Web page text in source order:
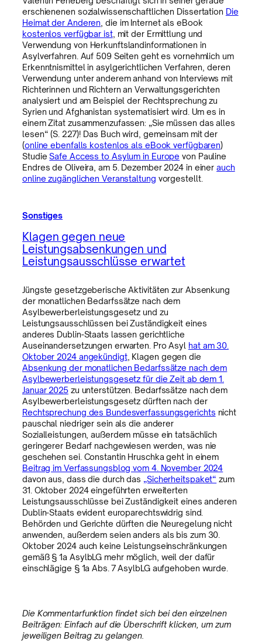
erschienenen sozialwissenschaftlichen Dissertation Die
Heimat der Anderen , die im Internet als eBook
kostenlos verfügbar ist, mit der Ermittlung und
Verwendung von Herkunftslandinformationen in
Asylverfahren. Auf 509 Seiten geht es vornehmlich um
Erkenntnismittel in asylgerichtlichen Verfahren, deren
Verwendung unter anderem anhand von Interviews mit
Richterinnen und Richtern an Verwaltungsgerichten
analysiert und am Beispiel der Rechtsprechung zu
Syrien und Afghanistan systematisiert wird. Um es in
einem Zitat zusammenzufassen: „Sie müssen das alles
lesen“ (S. 227)! Das Buch wird, gemeinsam mit der
(online ebenfalls kostenlos als eBook verfügbaren)
StudieSafe Access to Asylum in Europe von Pauline
Endres de Oliveira, am 5. Dezember 2024 in einerauch
online zugänglichen Veranstaltung vorgestellt.
Sonstiges
Klagen gegen neue
Leistungsabsenkungen und
Leistungsausschlüsse erwartet
Jüngste gesetzgeberische Aktivitäten zur Absenkung
der monatlichen Bedarfssätze nach dem
Asylbewerberleistungsgesetz und zu
Leistungsausschlüssen bei Zuständigkeit eines
anderes Dublin-Staats lassen gerichtliche
Auseinandersetzungen erwarten. Pro Asyl hat am 30.
Oktober 2024 angekündigt, Klagen gegen die
Absenkung der monatlichen Bedarfssätze nach dem
Asylbewerberleistungsgesetz für die Zeit ab dem 1.
Januar 2025zu unterstützen. Bedarfssätze nach dem
Asylbewerberleistungsgesetz dürften nach der
Rechtsprechung des Bundesverfassungsgerichts nicht
pauschal niedriger sein als die anderer
Sozialleistungen, außerdem müsse ein tatsächlich
geringerer Bedarf nachgewiesen werden, was nie
geschehen sei. Constantin Hruschka geht in einem
Beitrag im Verfassungsblog vom 4. November 2024
davon aus, dass die durch das „Sicherheitspaket“ zum
31. Oktober 2024 eingeführten erweiterten
Leistungsausschlüsse bei Zuständigkeit eines anderen
Dublin-Staats evident europarechtswidrig sind.
Behörden und Gerichte dürften die Neuregelung nicht
anwenden, außerdem seien anders als bis zum 30.
Oktober 2024 auch keine Leistungseinschränkungen
gemäß § 1a AsylbLG mehr möglich, weil der dafür
einschlägige § 1a Abs. 7 AsylbLG aufgehoben wurde.
Die Kommentarfunktion findet sich bei den einzelnen
Beiträgen: Einfach auf die Überschrift klicken, um zum
jeweiligen Beitrag zu gelangen.